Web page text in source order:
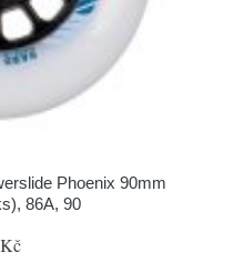
Phoenix 90mm
86A, 90